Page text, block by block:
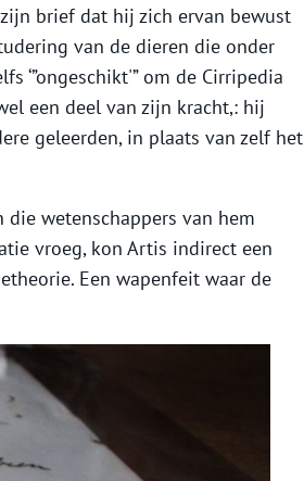
brief dat hij zich ervan bewust
van de dieren die onder
‘”ongeschikt'” om de Cirripedia
een deel van zijn kracht,: hij
geleerden, in plaats van zelf het
wetenschappers van hem
vroeg, kon Artis indirect een
Een wapenfeit waar de